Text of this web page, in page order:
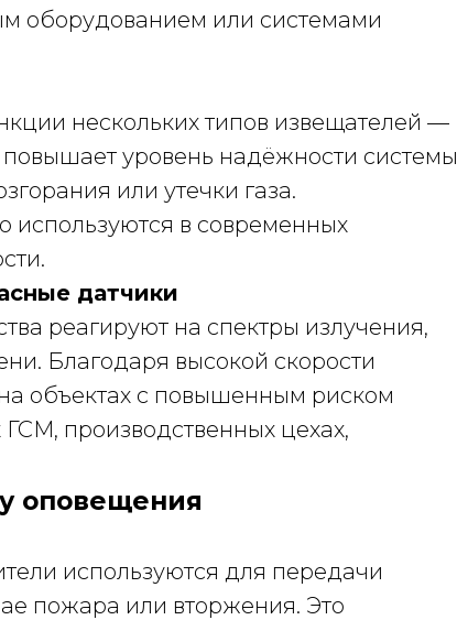
оборудованием или системами
нескольких типов извещателей —
уровень надёжности системы
или утечки газа.
в современных
датчики
реагируют на спектры излучения,
Благодаря высокой скорости
объектах с повышенным риском
производственных цехах,
оповещения
используются для передачи
пожара или вторжения. Это